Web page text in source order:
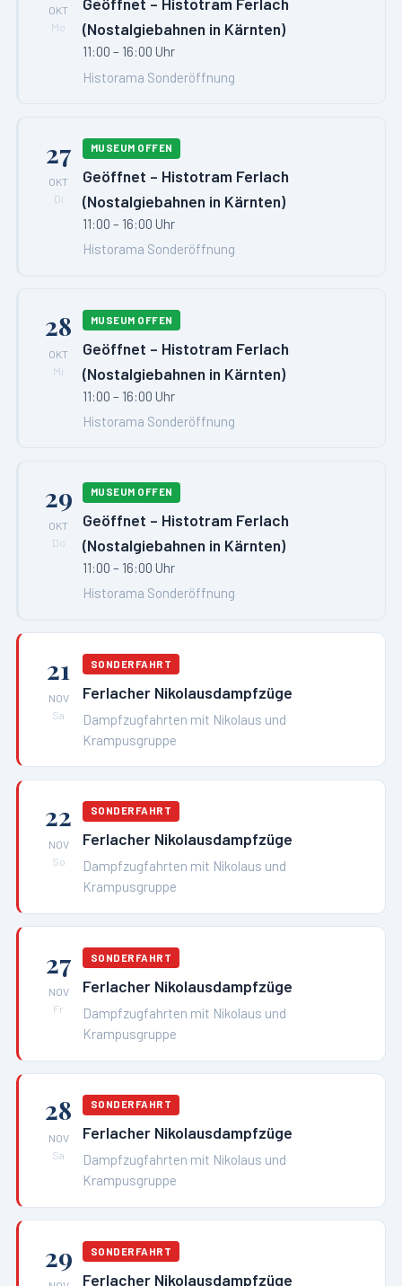
OKT
Mo
Geöffnet – Histotram Ferlach
(Nostalgiebahnen in Kärnten)
11:00 – 16:00 Uhr
Historama Sonderöffnung
27
OKT
Di
MUSEUM OFFEN
Geöffnet – Histotram Ferlach
(Nostalgiebahnen in Kärnten)
11:00 – 16:00 Uhr
Historama Sonderöffnung
28
OKT
Mi
MUSEUM OFFEN
Geöffnet – Histotram Ferlach
(Nostalgiebahnen in Kärnten)
11:00 – 16:00 Uhr
Historama Sonderöffnung
29
OKT
Do
MUSEUM OFFEN
Geöffnet – Histotram Ferlach
(Nostalgiebahnen in Kärnten)
11:00 – 16:00 Uhr
Historama Sonderöffnung
21
NOV
Sa
SONDERFAHRT
Ferlacher Nikolausdampfzüge
Dampfzugfahrten mit Nikolaus und
Krampusgruppe
22
NOV
So
SONDERFAHRT
Ferlacher Nikolausdampfzüge
Dampfzugfahrten mit Nikolaus und
Krampusgruppe
27
NOV
Fr
SONDERFAHRT
Ferlacher Nikolausdampfzüge
Dampfzugfahrten mit Nikolaus und
Krampusgruppe
28
NOV
Sa
SONDERFAHRT
Ferlacher Nikolausdampfzüge
Dampfzugfahrten mit Nikolaus und
Krampusgruppe
29 SONDERFAHRT
Ferlacher Nikolausdampfzüge